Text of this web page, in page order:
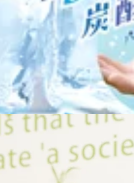
、お休みとなります。ご了承く
プレゼント！お得なこの機会に